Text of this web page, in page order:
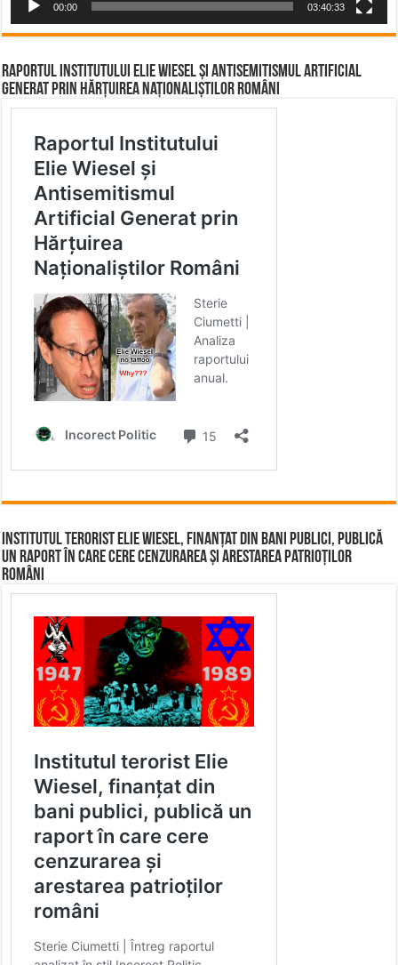
00:00 03:40:33
Raportul Institutului Elie Wiesel și Antisemitismul Artificial
Generat prin Hărțuirea Naționaliștilor Români
Institutul terorist Elie Wiesel, finanțat din bani publici, publică
un raport în care cere cenzurarea și arestarea patrioților
români